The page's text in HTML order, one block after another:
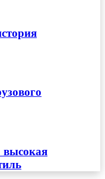
высокая